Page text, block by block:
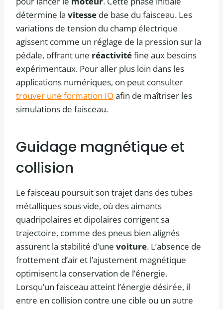
détermine la vitesse de base du faisceau. Les
variations de tension du champ électrique
agissent comme un réglage de la pression sur la
pédale, offrant une réactivitéfine aux besoins
expérimentaux. Pour aller plus loin dans les
applications numériques, on peut consulter
trouver une formation IOafin de maîtriser les
simulations de faisceau.
Guidage magnétique et
collision
Le faisceau poursuit son trajet dans des tubes
métalliques sous vide, où des aimants
quadripolaires et dipolaires corrigent sa
trajectoire, comme des pneus bien alignés
assurent la stabilité d’une voiture. L’absence de
frottement d’air et l’ajustement magnétique
optimisent la conservation de l’énergie.
Lorsqu’un faisceau atteint l’énergie désirée, il
entre en collision contre une cible ou un autre